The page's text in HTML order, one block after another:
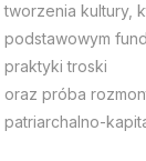
tworzenia kultury,
podstawowym
praktyki troski
oraz próba
patriarchalno-